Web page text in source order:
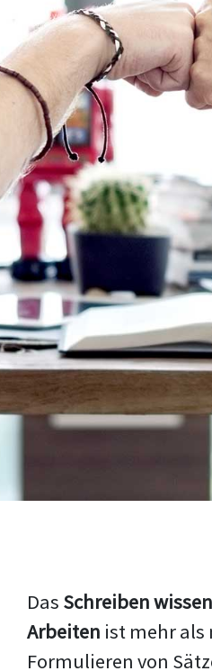
Das Schreiben
Arbeiten ist mehr als
Formulieren von